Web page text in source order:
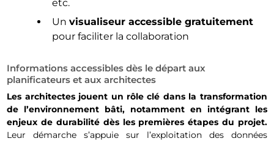
etc.
Un visualiseur accessible gratuitement
pour faciliter la collaboration
Informations accessibles dès le départ aux
planificateurs et aux architectes
Les architectes jouent un rôle clé dans la transformation
de l’environnement bâti, notamment en intégrant les
enjeux de durabilité dès les premières étapes du projet.
Leur démarche s’appuie sur l’exploitation des données